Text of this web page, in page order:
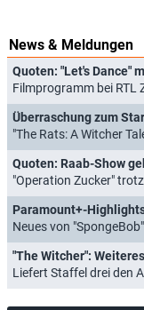
News & Meldungen
Filmprogramm bei RTL Zwei, "Die
"The Rats: A Witcher
"Operation Zucker" trotz Wiederholung
Neues von "SpongeBob"
"The Witcher":
Liefert Staffel drei den